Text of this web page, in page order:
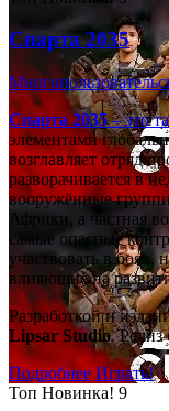
Спарта 2035
Спарта 2035– это
элементами
возглавляет отряд
разворачивается в
вооружённые
Африки, а частная
самые опасные
участвовать в боях,
влияющие на
Разработкой и
Lipsar Studio. Релиз
Подробнее Играть!
Топ Новинка! 9